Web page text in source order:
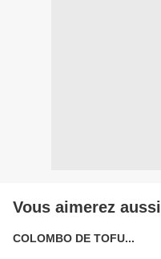
Vous aimerez aussi
COLOMBO DE TOFU...